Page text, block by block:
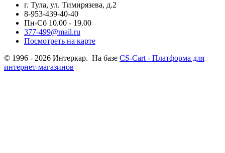
г. Тула, ул. Тимирязева, д.2
8-953-439-40-40
Пн-Сб 10.00 - 19.00
377-499@mail.ru
Посмотреть на карте
© 1996 - 2026 Интеркар. На базе CS-Cart - Платформа для
интернет-магазинов